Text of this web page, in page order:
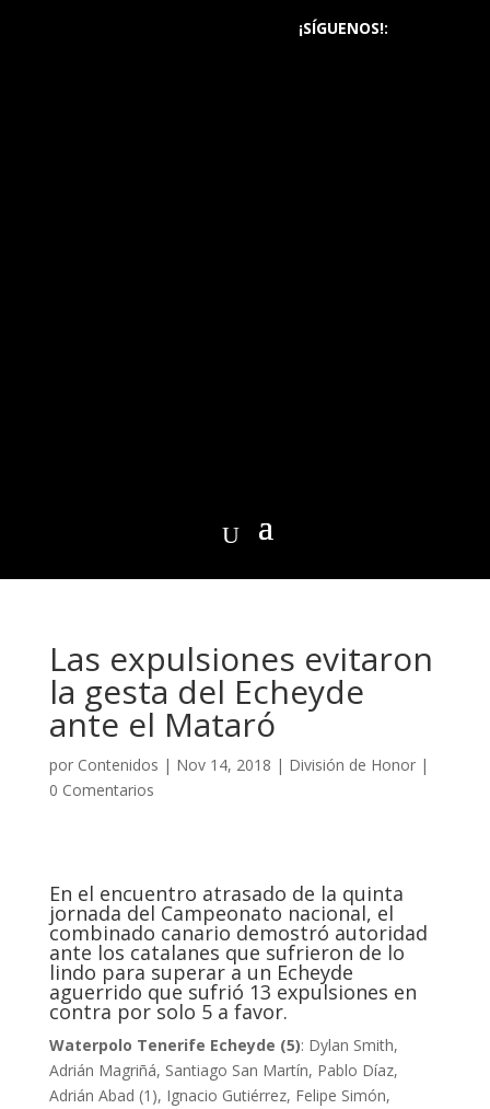
¡SÍGUENOS!:
Las expulsiones evitaron
la gesta del Echeyde
ante el Mataró
por Contenidos | Nov 14, 2018 | División de Honor|
0 Comentarios
En el encuentro atrasado de la quinta
jornada del Campeonato nacional, el
combinado canario demostró autoridad
ante los catalanes que sufrieron de lo
lindo para superar a un Echeyde
aguerrido que sufrió 13 expulsiones en
contra por solo 5 a favor.
Waterpolo Tenerife Echeyde (5): Dylan Smith,
Adrián Magriñá, Santiago San Martín, Pablo Díaz,
Adrián Abad (1), Ignacio Gutiérrez, Felipe Simón,